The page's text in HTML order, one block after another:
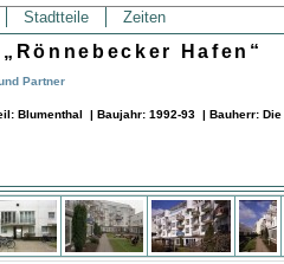
Stadtteile Zeiten
Hafen“
Partner
Blumenthal | Baujahr: 1992-93 | Bauherr: